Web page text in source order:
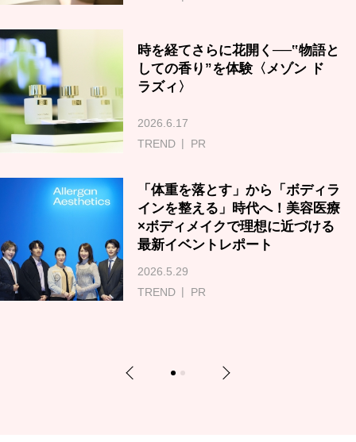
時を経てさらに花開く──‟物語と
しての香り”を体験〈メゾン ド
ラズィ〉
2026.6.17
TREND
PR
「体重を落とす」から「ボディラ
インを整える」時代へ！美容医療
×ボディメイクで理想に近づける
最新イベントレポート
2026.5.29
TREND
PR
Previous 1 2 Next